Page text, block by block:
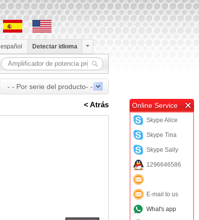
español Detectar idioma
- - Por serie del producto- -
< Atrás Online Service
Skype Alice
Skype Tina
Skype Sally
1296646586
E-mail to us
What's app